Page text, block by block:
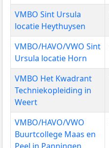
VMBO Sint Ursula
locatie Heythuysen
VMBO/HAVO/VWO Sint
Ursula locatie Horn
VMBO Het Kwadrant
Techniekopleiding in
Weert
VMBO/HAVO/VWO
Buurtcollege Maas en
Peel in Panningen